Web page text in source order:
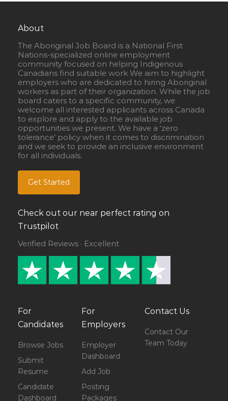
About
The Aboriginal Job Board is a National First
Nations-specialized online employment
community focused on helping Indigenous
Canadians find suitable work We aim to highlight
employers who are dedicated to hiring Aboriginal
workers as part of their organization. While the job
board caters to a specific community, we
welcome all interested applicants across Canada
to explore and apply to the available job
opportunities we present. We have a ‘zero
tolerance’ policy when it comes to discrimination
and we seek to provide an inclusive environment
for all individuals.
Get Started
Check out our near perfect rating on
Trustpilot
Verified Reviews · Excellent
For
Candidates
Browse Jobs
Submit
Resume
Candidate
Dashboard
For
Employers
Employer
Dashboard
Add Job
Posting
Packages
Contact Us
Contact Our
Team Today